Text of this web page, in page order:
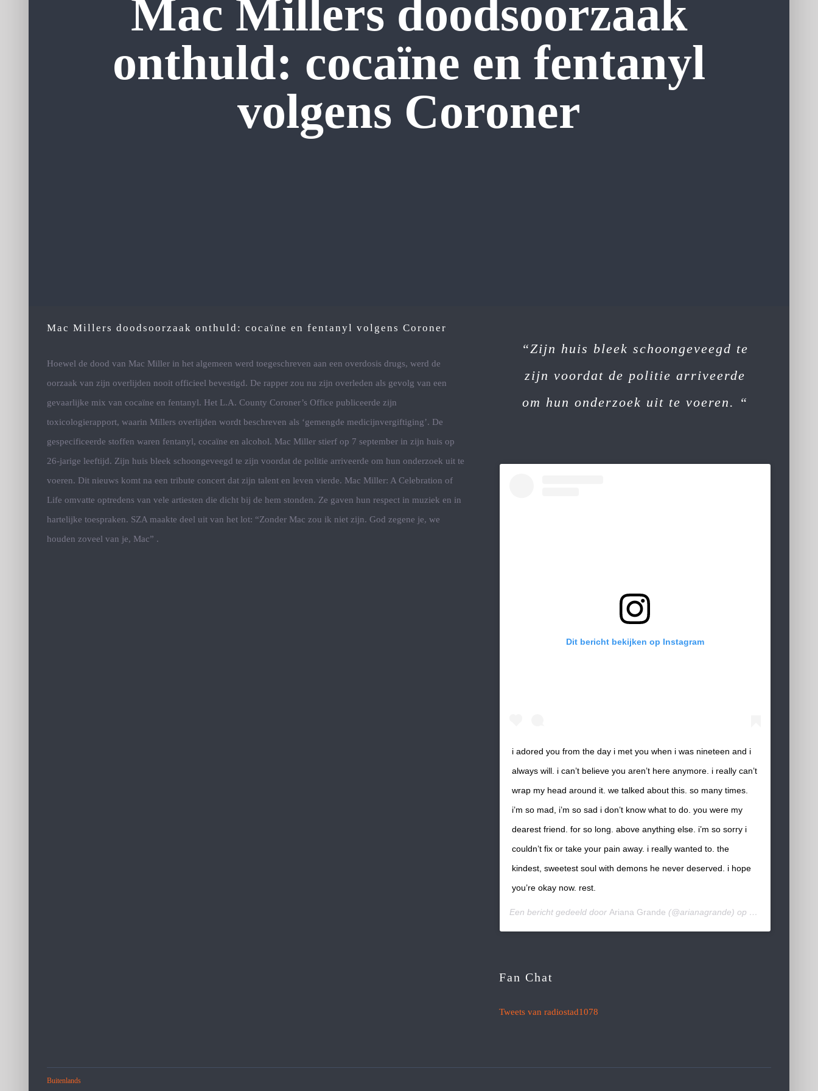
Mac Millers doodsoorzaak
onthuld: cocaïne en fentanyl
volgens Coroner
Mac Millers doodsoorzaak onthuld: cocaïne en fentanyl volgens Coroner
Hoewel de dood van Mac Miller in het algemeen werd toegeschreven aan een overdosis drugs, werd de
oorzaak van zijn overlijden nooit officieel bevestigd. De rapper zou nu zijn overleden als gevolg van een
gevaarlijke mix van cocaïne en fentanyl. Het L.A. County Coroner’s Office publiceerde zijn
toxicologierapport, waarin Millers overlijden wordt beschreven als ‘gemengde medicijnvergiftiging’. De
gespecificeerde stoffen waren fentanyl, cocaïne en alcohol. Mac Miller stierf op 7 september in zijn huis op
26-jarige leeftijd. Zijn huis bleek schoongeveegd te zijn voordat de politie arriveerde om hun onderzoek uit te
voeren. Dit nieuws komt na een tribute concert dat zijn talent en leven vierde. Mac Miller: A Celebration of
Life omvatte optredens van vele artiesten die dicht bij de hem stonden. Ze gaven hun respect in muziek en in
hartelijke toespraken. SZA maakte deel uit van het lot: “Zonder Mac zou ik niet zijn. God zegene je, we
houden zoveel van je, Mac” .
“Zijn huis bleek schoongeveegd te
zijn voordat de politie arriveerde
om hun onderzoek uit te voeren. “
Dit bericht bekijken op Instagram
i adored you from the day i met you when i was nineteen and i
always will. i can’t believe you aren’t here anymore. i really can’t
wrap my head around it. we talked about this. so many times.
i’m so mad, i’m so sad i don’t know what to do. you were my
dearest friend. for so long. above anything else. i’m so sorry i
couldn’t fix or take your pain away. i really wanted to. the
kindest, sweetest soul with demons he never deserved. i hope
you’re okay now. rest.
Een bericht gedeeld door Ariana Grande (@arianagrande) op 14 Sep 2018 om
Fan Chat
Tweets van radiostad1078
Buitenlands